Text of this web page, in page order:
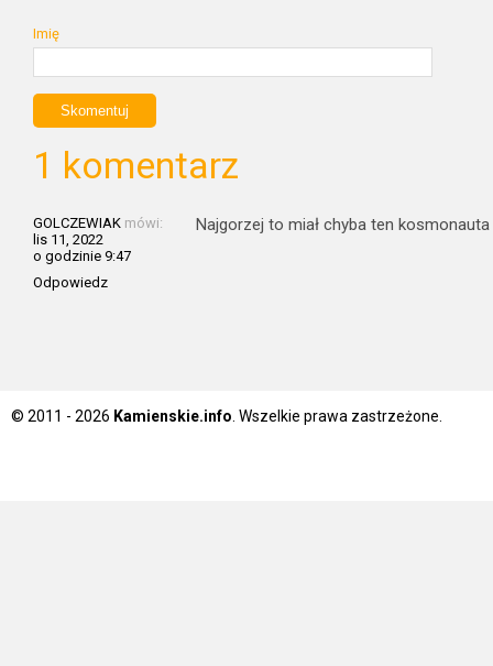
Imię
1 komentarz
GOLCZEWIAK mówi:
lis 11, 2022
o godzinie 9:47
Odpowiedz
Najgorzej to miał chyba ten kosmonauta
© 2011 - 2026 Kamienskie.info . Wszelkie prawa zastrzeżone.